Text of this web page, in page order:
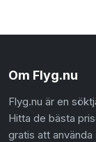
Om Flyg.nu
Flyg.nu är en
Hitta de bästa
gratis att använda